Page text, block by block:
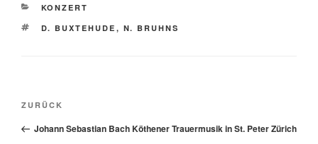
KATEGORIEN
KONZERT
SCHLAGWÖRTER
D. BUXTEHUDE , N. BRUHNS
Beitragsnavigation
Vorheriger
Beitrag
ZURÜCK
Johann Sebastian Bach Köthener Trauermusik in St. Peter Zürich